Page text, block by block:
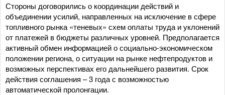
Стороны договорились о координации действий и
объединении усилий, направленных на исключение в сфере
топливного рынка «теневых» схем оплаты труда и уклонений
от платежей в бюджеты различных уровней. Предполагается
активный обмен информацией о социально-экономическом
положении региона, о ситуации на рынке нефтепродуктов и
возможных перспективах его дальнейшего развития. Срок
действия соглашения – 3 года с возможностью
автоматической пролонгации.